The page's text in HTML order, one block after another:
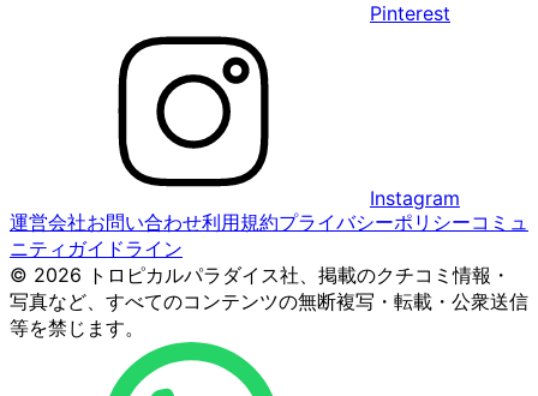
Pinterest
Instagram
運営会社お問い合わせ利用規約プライバシーポリシーコミュ
ニティガイドライン
© 2026 トロピカルパラダイス社、掲載のクチコミ情報・
写真など、すべてのコンテンツの無断複写・転載・公衆送信
等を禁じます。